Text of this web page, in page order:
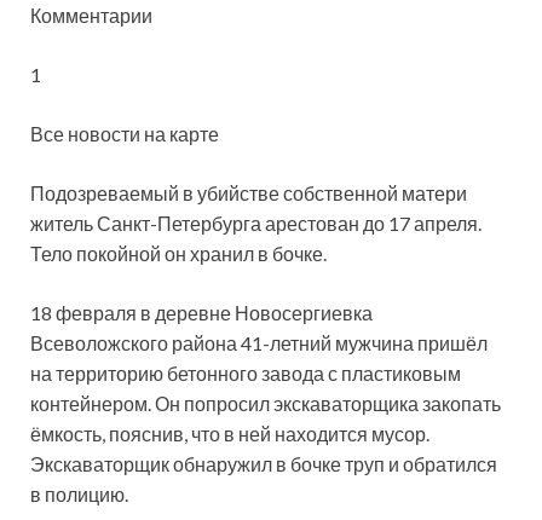
Комментарии
1
Все новости на карте
Подозреваемый в убийстве собственной матери
житель Санкт-Петербурга арестован до 17 апреля.
Тело покойной он хранил в бочке.
18 февраля в деревне Новосергиевка
Всеволожского района 41-летний мужчина пришёл
на территорию бетонного завода с пластиковым
контейнером. Он попросил экскаваторщика закопать
ёмкость, пояснив, что в ней находится мусор.
Экскаваторщик обнаружил в бочке труп и обратился
в полицию.